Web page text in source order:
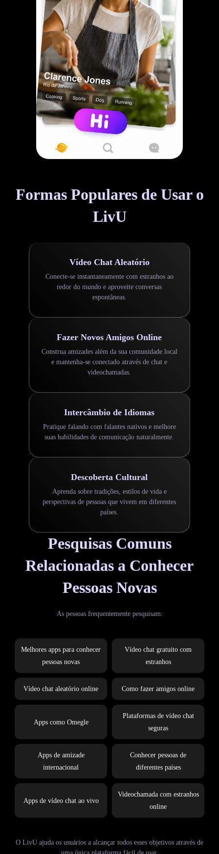
Formas Populares de Usar o
LivU
Vídeo Chat Aleatório
Conecte-se instantaneamente com estranhos ao
redor do mundo e aproveite conversas
espontâneas.
Fazer Novos Amigos Online
Construa amizades além da sua comunidade local
e mantenha-se conectado através de chat e
videochamadas.
Intercâmbio de Idiomas
Pratique falando com falantes nativos e melhore
suas habilidades de comunicação naturalmente.
Descoberta Cultural
Aprenda sobre tradições, estilos de vida e
perspectivas de pessoas que vivem em diferentes
países.
Pesquisas Comuns
Relacionadas a Conhecer
Pessoas Novas
As pessoas frequentemente pesquisam:
Melhores apps para conhecer
pessoas novas
Vídeo chat gratuito com
estranhos
Vídeo chat aleatório online Como fazer amigos online
Apps como Omegle
Plataformas de vídeo chat
seguras
Apps de amizade
internacional
Conhecer pessoas de
diferentes países
Apps de vídeo chat ao vivo
Videochamada com estranhos
online
O LivU ajuda os usuários a alcançar todos esses objetivos através de